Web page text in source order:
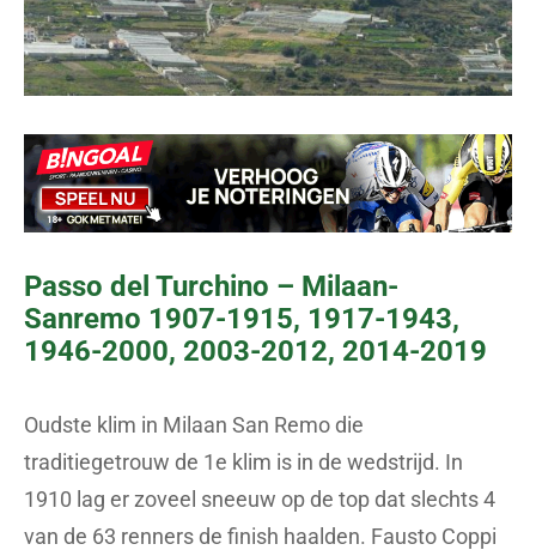
Passo del Turchino – Milaan-
Sanremo 1907-1915, 1917-1943,
1946-2000, 2003-2012, 2014-2019
Oudste klim in Milaan San Remo die
traditiegetrouw de 1e klim is in de wedstrijd. In
1910 lag er zoveel sneeuw op de top dat slechts 4
van de 63 renners de finish haalden. Fausto Coppi